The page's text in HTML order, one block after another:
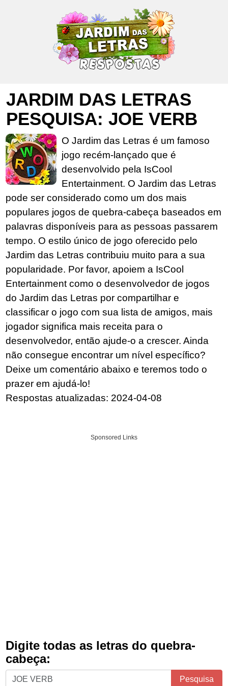
JARDIM DAS LETRAS
PESQUISA: JOE VERB
O Jardim das Letras é um famoso
jogo recém-lançado que é
desenvolvido pela IsCool
Entertainment. O Jardim das Letras
pode ser considerado como um dos mais
populares jogos de quebra-cabeça baseados em
palavras disponíveis para as pessoas passarem
tempo. O estilo único de jogo oferecido pelo
Jardim das Letras contribuiu muito para a sua
popularidade. Por favor, apoiem a IsCool
Entertainment como o desenvolvedor de jogos
do Jardim das Letras por compartilhar e
classificar o jogo com sua lista de amigos, mais
jogador significa mais receita para o
desenvolvedor, então ajude-o a crescer. Ainda
não consegue encontrar um nível específico?
Deixe um comentário abaixo e teremos todo o
prazer em ajudá-lo!
Respostas atualizadas: 2024-04-08
Sponsored Links
Digite todas as letras do quebra-
cabeça:
Digite
Pesquisa